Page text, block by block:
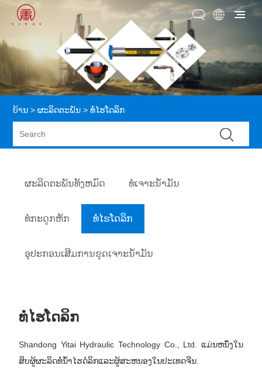
ບ້ານ > ຜະລິດຕະພັນ > ທໍ່ໄຮໂດລິກ
ຜະລິດຕະພັນທັງຫມົດ ທໍ່ເຈາະນ້ຳມັນ
ທໍ່ກະດູກຫັກ ທໍ່ໄຮໂດລິກ
ອຸປະກອນເສີມການຂຸດເຈາະນ້ໍາມັນ
ທໍ່ໄຮໂດລິກ
Shandong Yitai Hydraulic Technology Co., Ltd. ແມ່ນຫນຶ່ງໃນ
ສິບຜູ້ຜະລິດທໍ່ນ້ໍາໄຮດໍລິກແລະຜູ້ສະຫນອງໃນປະເທດຈີນ.